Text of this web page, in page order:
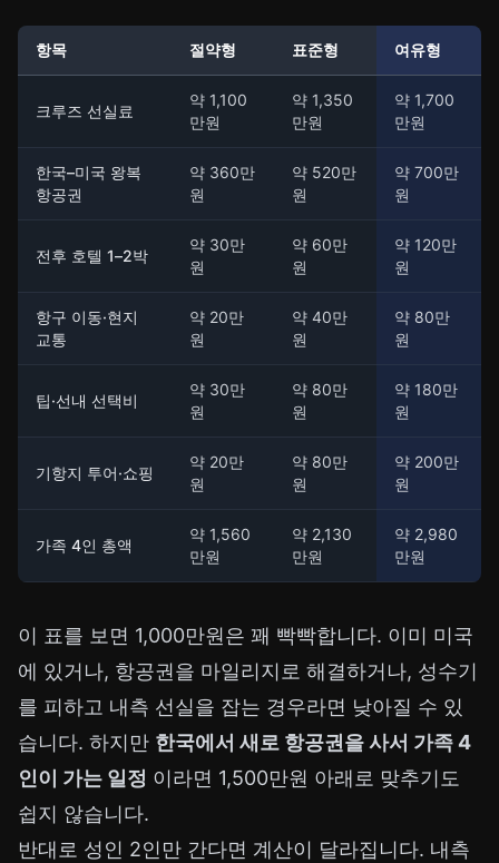
항목 절약형 표준형 여유형
크루즈 선실료
약 1,100
만원
약 1,350
만원
약 1,700
만원
한국–미국 왕복
항공권
약 360만
원
약 520만
원
약 700만
원
전후 호텔 1–2박
약 30만
원
약 60만
원
약 120만
원
항구 이동·현지
교통
약 20만
원
약 40만
원
약 80만
원
팁·선내 선택비
약 30만
원
약 80만
원
약 180만
원
기항지 투어·쇼핑
약 20만
원
약 80만
원
약 200만
원
가족 4인 총액
약 1,560
만원
약 2,130
만원
약 2,980
만원
이 표를 보면 1,000만원은 꽤 빡빡합니다. 이미 미국
에 있거나, 항공권을 마일리지로 해결하거나, 성수기
를 피하고 내측 선실을 잡는 경우라면 낮아질 수 있
습니다. 하지만 한국에서 새로 항공권을 사서 가족 4
인이 가는 일정 이라면 1,500만원 아래로 맞추기도
쉽지 않습니다.
반대로 성인 2인만 간다면 계산이 달라집니다. 내측